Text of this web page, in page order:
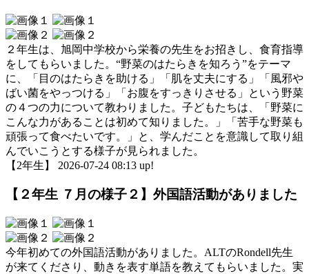
２年生は、旭岡中学校から栄養の先生をお招きし、食育指導
をしてもらいました。“野菜のはたらきを知ろう”をテーマ
に、「目のはたらきを助ける」「肌を丈夫にする」「風邪や
ばい菌をやっつける」「お腹をすっきりさせる」という野菜
の４つの力について教わりました。子どもたちは、「野菜に
こんな力があることは初めて知りました。」「苦手な野菜も
頑張って食べたいです。」と、学んだことを意識して取り組
んでいこうとする様子が見られました。
【2年生】 2026-07-24 08:13 up!
【２年生 ７月の様子２】外国語活動がありました
今年初めての外国語活動がありました。ALTのRondell先生
が来てくださり、動きを表す単語を教えてもらいました。実